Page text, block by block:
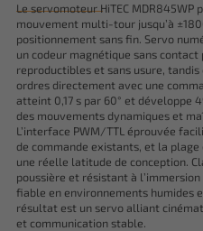
Le servomoteur HiTEC
mouvement multi-tour jusqu’à
positionnement sans fin. Servo
un codeur magnétique sans
reproductibles et sans usure,
ordres directement avec une
atteint 0,17 s par 60° et développe
des mouvements dynamiques et
L’interface PWM/TTL éprouvée
de commande existants, et la
une réelle latitude de conception.
poussière et résistant à
fiable en environnements humides
résultat est un servo alliant
et communication stable.